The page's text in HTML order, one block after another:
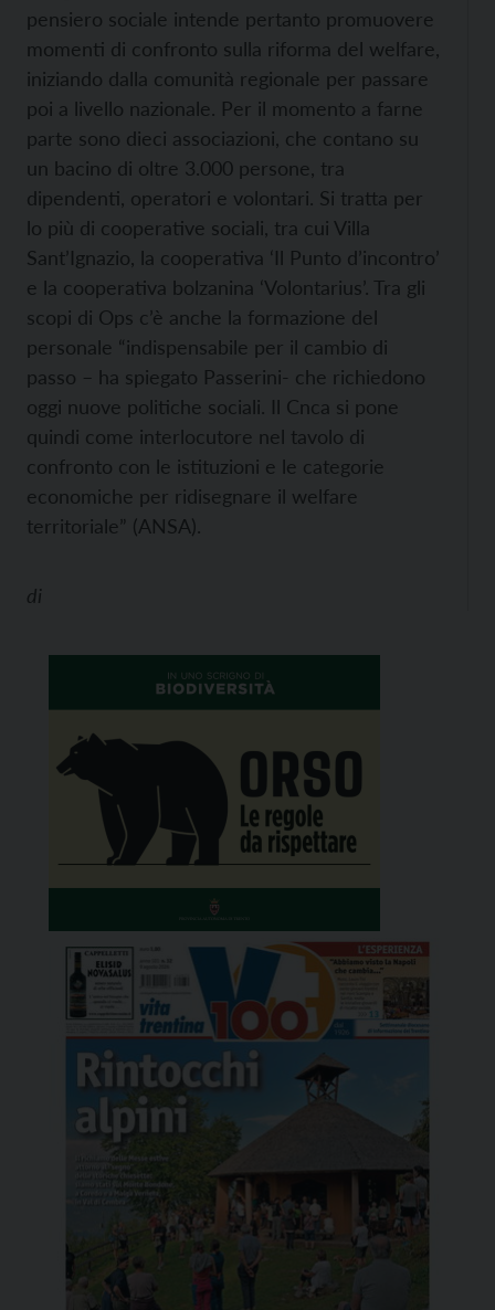
pensiero sociale intende pertanto promuovere
momenti di confronto sulla riforma del welfare,
iniziando dalla comunità regionale per passare
poi a livello nazionale. Per il momento a farne
parte sono dieci associazioni, che contano su
un bacino di oltre 3.000 persone, tra
dipendenti, operatori e volontari. Si tratta per
lo più di cooperative sociali, tra cui Villa
Sant’Ignazio, la cooperativa ‘Il Punto d’incontro’
e la cooperativa bolzanina ‘Volontarius’. Tra gli
scopi di Ops c’è anche la formazione del
personale “indispensabile per il cambio di
passo – ha spiegato Passerini- che richiedono
oggi nuove politiche sociali. Il Cnca si pone
quindi come interlocutore nel tavolo di
confronto con le istituzioni e le categorie
economiche per ridisegnare il welfare
territoriale” (ANSA).
di